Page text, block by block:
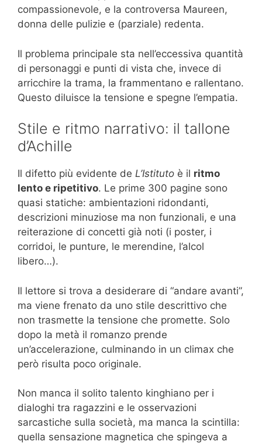
compassionevole, e la controversa Maureen,
donna delle pulizie e (parziale) redenta.
Il problema principale sta nell’eccessiva quantità
di personaggi e punti di vista che, invece di
arricchire la trama, la frammentano e rallentano.
Questo diluisce la tensione e spegne l’empatia.
Stile e ritmo narrativo: il tallone
d’Achille
Il difetto più evidente de L’Istituto è il ritmo
lento e ripetitivo. Le prime 300 pagine sono
quasi statiche: ambientazioni ridondanti,
descrizioni minuziose ma non funzionali, e una
reiterazione di concetti già noti (i poster, i
corridoi, le punture, le merendine, l’alcol
libero…).
Il lettore si trova a desiderare di “andare avanti”,
ma viene frenato da uno stile descrittivo che
non trasmette la tensione che promette. Solo
dopo la metà il romanzo prende
un’accelerazione, culminando in un climax che
però risulta poco originale.
Non manca il solito talento kinghiano per i
dialoghi tra ragazzini e le osservazioni
sarcastiche sulla società, ma manca la scintilla:
quella sensazione magnetica che spingeva a